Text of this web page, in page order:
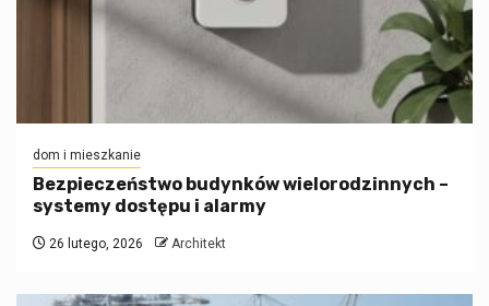
dom i mieszkanie
Bezpieczeństwo budynków wielorodzinnych –
systemy dostępu i alarmy
26 lutego, 2026 Architekt